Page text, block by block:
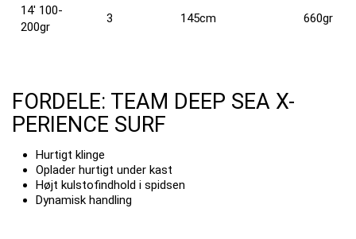
14' 100-
200gr
3 145cm 660gr
FORDELE: TEAM DEEP SEA X-
PERIENCE SURF
Hurtigt klinge
Oplader hurtigt under kast
Højt kulstofindhold i spidsen
Dynamisk handling